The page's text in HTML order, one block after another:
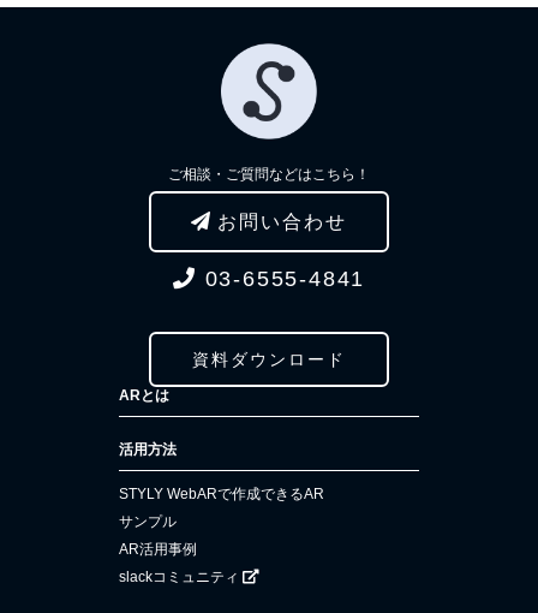
ご相談・ご質問などはこちら！
お問い合わせ
03-6555-4841
資料ダウンロード
ARとは
活用方法
STYLY WebARで作成できるAR
サンプル
AR活用事例
slackコミュニティ